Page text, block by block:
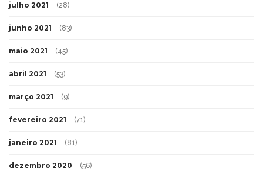
julho 2021 (28)
junho 2021 (83)
maio 2021 (45)
abril 2021 (53)
março 2021 (9)
fevereiro 2021 (71)
janeiro 2021 (81)
dezembro 2020 (56)